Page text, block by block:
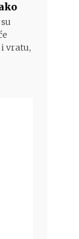
vratu,